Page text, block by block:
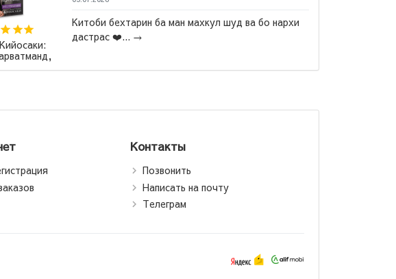
Александр Куприн:
Куприна мне лично не понравились. Но вот
Контакты
Позвонить
Написать на почту
Телеграм